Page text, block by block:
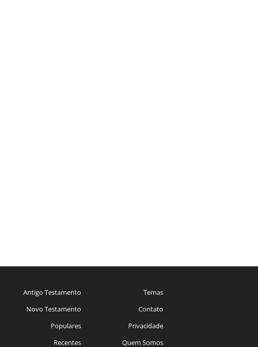
Antigo Testamento
Novo Testamento
Populares
Recentes
Temas
Contato
Privacidade
Quem Somos